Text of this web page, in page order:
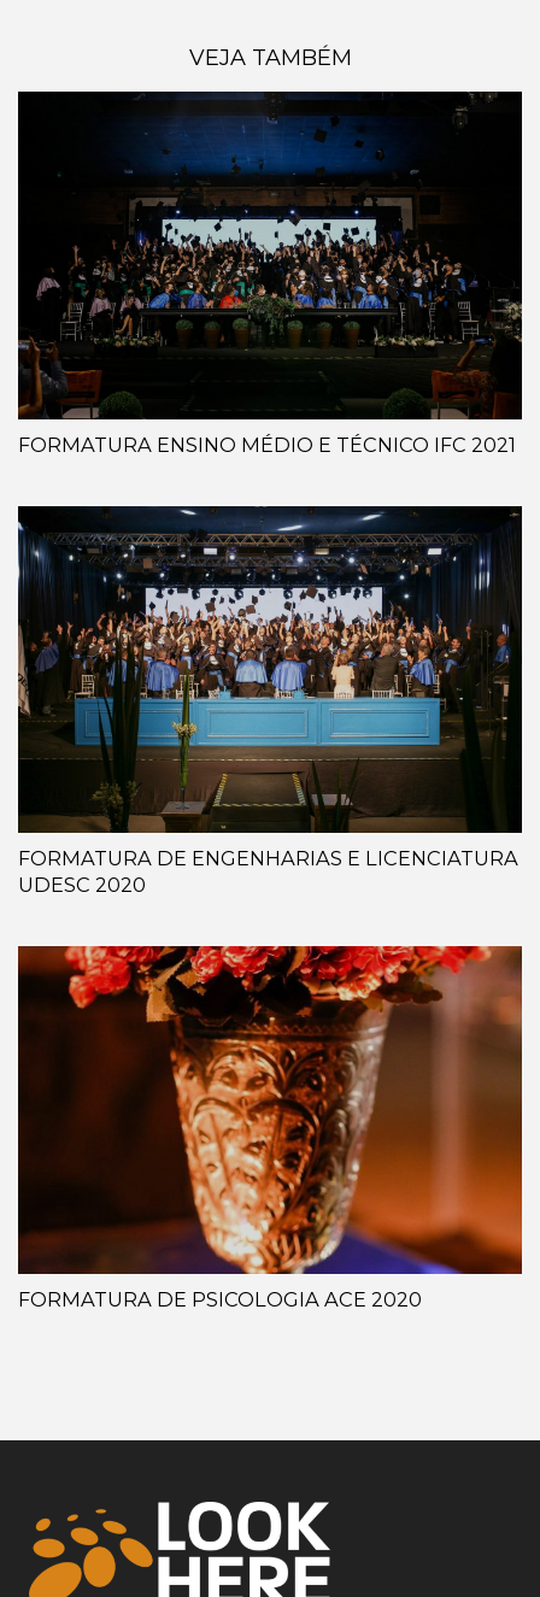
VEJA TAMBÉM
FORMATURA ENSINO MÉDIO E TÉCNICO IFC 2021
FORMATURA DE ENGENHARIAS E LICENCIATURA
UDESC 2020
FORMATURA DE PSICOLOGIA ACE 2020